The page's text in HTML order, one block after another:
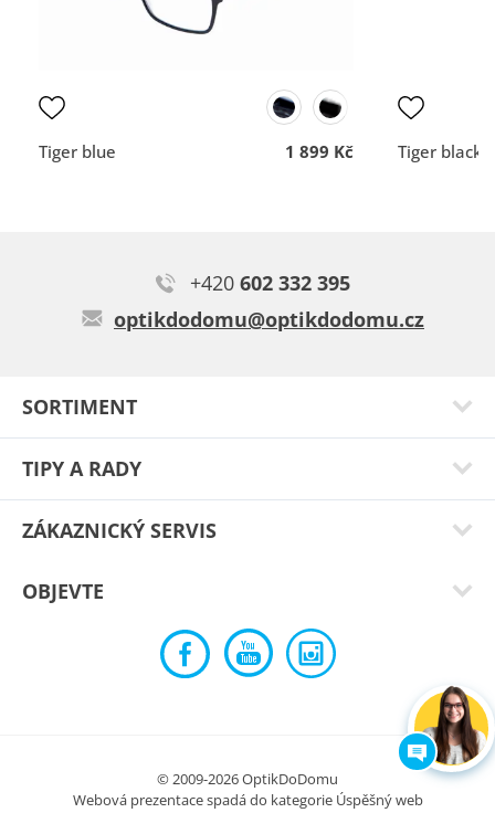
Brýle krásně sedí, hezky zvýrazní obličej.
Mystikal red
Dodací lhůta
Kvalita
komunikace
Tiger blue 1 899 Kč Tiger black
SORTIMENT
TIPY A RADY
ZÁKAZNICKÝ SERVIS
OBJEVTE
+420 602 332 395
optikdodomu@optikdodomu.cz
© 2009-2026 OptikDoDomu
Webová prezentace spadá do kategorie Úspěšný web